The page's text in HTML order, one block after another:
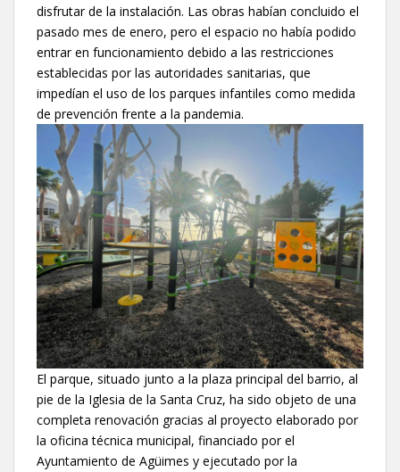
disfrutar de la instalación. Las obras habían concluido el
pasado mes de enero, pero el espacio no había podido
entrar en funcionamiento debido a las restricciones
establecidas por las autoridades sanitarias, que
impedían el uso de los parques infantiles como medida
de prevención frente a la pandemia.
El parque, situado junto a la plaza principal del barrio, al
pie de la Iglesia de la Santa Cruz, ha sido objeto de una
completa renovación gracias al proyecto elaborado por
la oficina técnica municipal, financiado por el
Ayuntamiento de Agüimes y ejecutado por la